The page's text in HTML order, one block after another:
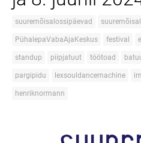
suuremõisalossipäevad
PühalepaVabaAjaKeskus festival
standup piipjatuut töötoad
pargipidu lexsouldancemachine
henriknormann